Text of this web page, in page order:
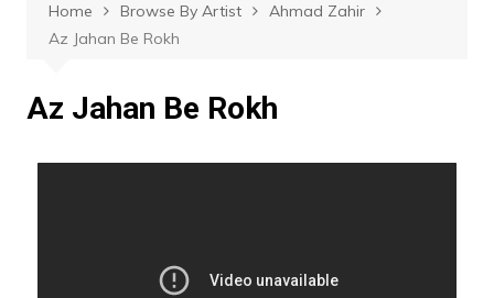
Home Browse By Artist
Ahmad Zahir
Az Jahan Be Rokh
Az Jahan Be Rokh